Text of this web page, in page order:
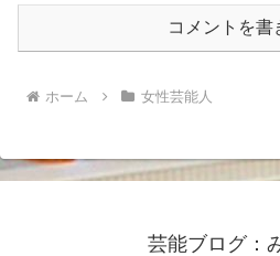
コメントを書
ホーム 女性芸能人
芸能ブログ：